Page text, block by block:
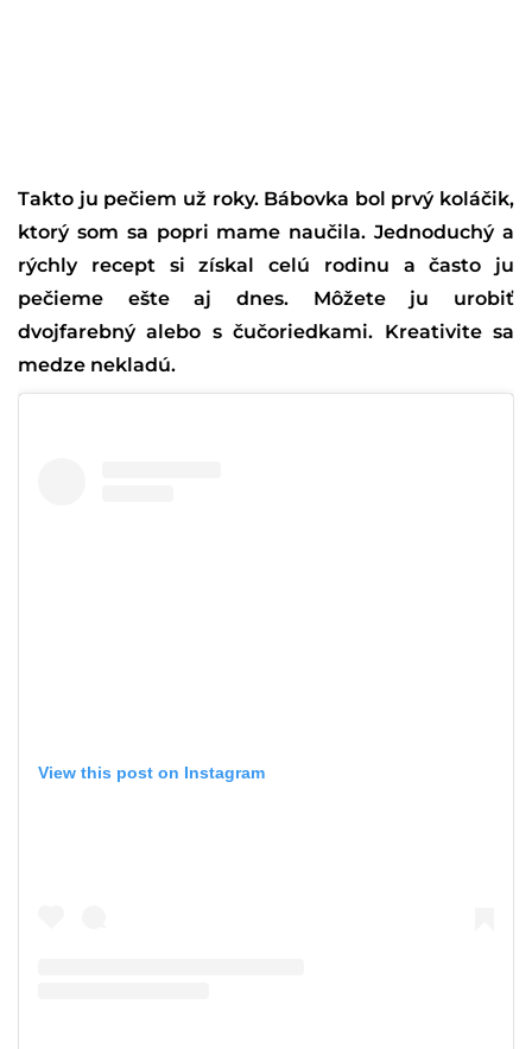
Takto ju pečiem už roky. Bábovka bol prvý koláčik,
ktorý som sa popri mame naučila. Jednoduchý a
rýchly recept si získal celú rodinu a často ju
pečieme ešte aj dnes. Môžete ju urobiť
dvojfarebný alebo s čučoriedkami. Kreativite sa
medze nekladú.
View this post on Instagram